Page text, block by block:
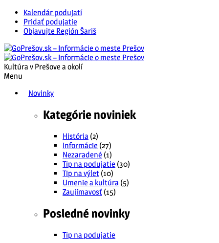
Kalendár podujatí
Pridať podujatie
Objavujte Región Šariš
Kultúra v Prešove a okolí
Menu
Novinky
Kategórie noviniek
História (2)
Informácie (27)
Nezaradené (1)
Tip na podujatie (30)
Tip na výlet (10)
Umenie a kultúra (5)
Zaujímavosť (15)
Posledné novinky
Tip na podujatie